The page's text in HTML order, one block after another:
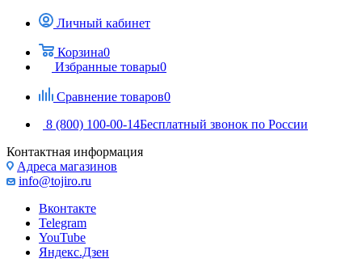
Личный кабинет
Корзина0
Избранные товары0
Сравнение товаров0
8 (800) 100-00-14Бесплатный звонок по России
Контактная информация
Адреса магазинов
info@tojiro.ru
Вконтакте
Telegram
YouTube
Яндекс.Дзен